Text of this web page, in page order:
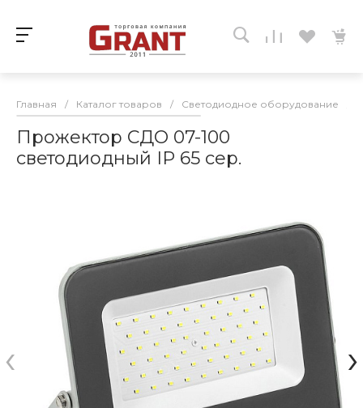
Главная / Каталог товаров / Светодиодное оборудование
Прожектор СДО 07-100
светодиодный IP 65 сер.
‹ ›